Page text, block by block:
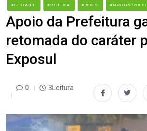
#DESTAQUE #POLÍTICA #REDES #RONDONÓPOLIS
Apoio da Prefeitura
retomada do caráter
Exposul
0 3Leitura